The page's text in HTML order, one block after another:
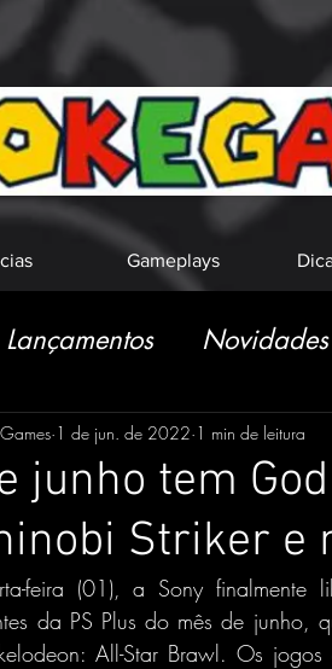
Gameplays
Lançamentos Novidades
junho tem
Striker e
1 de jun. de 2022 1 min de leitura
feira (01), a Sony finalmente
da PS Plus do mês de
All-Star Brawl. Os